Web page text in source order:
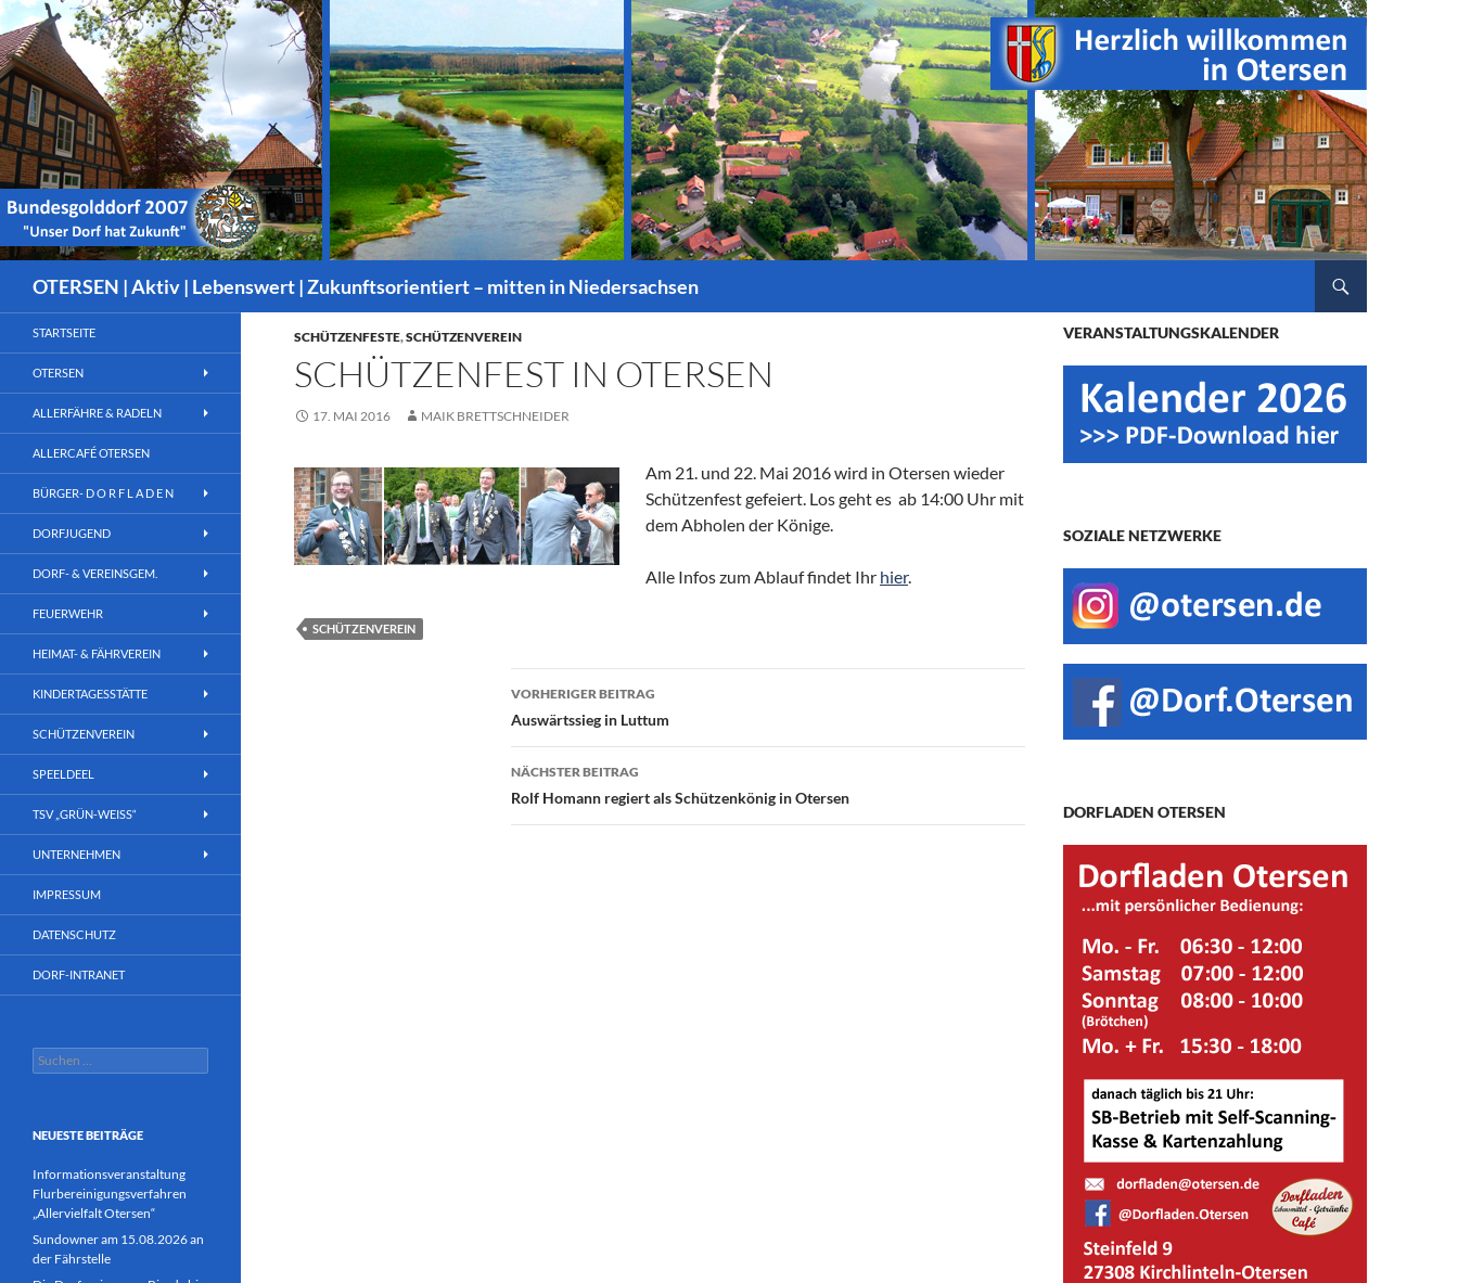
OTERSEN | Aktiv | Lebenswert | Zukunftsorientiert – mitten in Niedersachsen
SCHÜTZENFESTE,SCHÜTZENVEREIN
SCHÜTZENFEST IN OTERSEN
17. MAI 2016 MAIK BRETTSCHNEIDER
Am 21. und 22. Mai 2016 wird in Otersen wieder
Schützenfest gefeiert. Los geht es ab 14:00 Uhr mit
dem Abholen der Könige.
Alle Infos zum Ablauf findet Ihr hier.
SCHÜTZENVEREIN
Beitragsnavigation
VORHERIGER BEITRAG
Auswärtssieg in Luttum
NÄCHSTER BEITRAG
Rolf Homann regiert als Schützenkönig in Otersen
VERANSTALTUNGSKALENDER
SOZIALE NETZWERKE
DORFLADEN OTERSEN
STARTSEITE
OTERSEN
ALLERFÄHRE & RADELN
ALLERCAFÉ OTERSEN
BÜRGER- D O R F L A D E N
DORFJUGEND
DORF- & VEREINSGEM.
FEUERWEHR
HEIMAT- & FÄHRVEREIN
KINDERTAGESSTÄTTE
SCHÜTZENVEREIN
SPEELDEEL
TSV „GRÜN-WEISS“
UNTERNEHMEN
IMPRESSUM
DATENSCHUTZ
DORF-INTRANET
Suchen
nach:
NEUESTE BEITRÄGE
Informationsveranstaltung
Flurbereinigungsverfahren
„Allervielfalt Otersen“
Sundowner am 15.08.2026 an
der Fährstelle